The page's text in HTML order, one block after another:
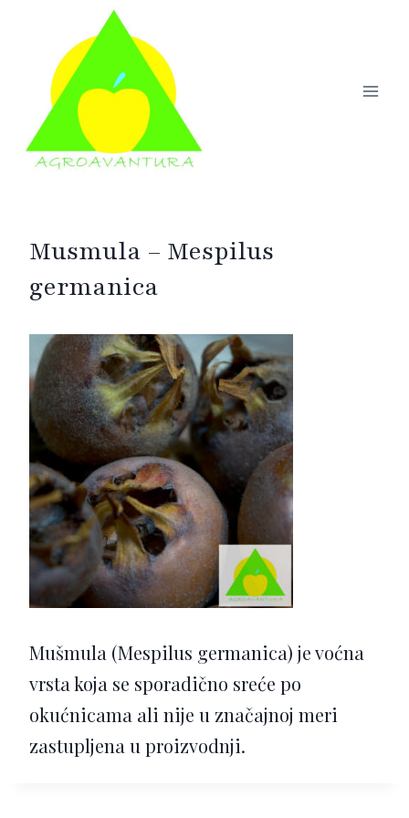
content
Musmula – Mespilus
germanica
Mušmula (Mespilus germanica) je voćna
vrsta koja se sporadično sreće po
okućnicama ali nije u značajnoj meri
zastupljena u proizvodnji.